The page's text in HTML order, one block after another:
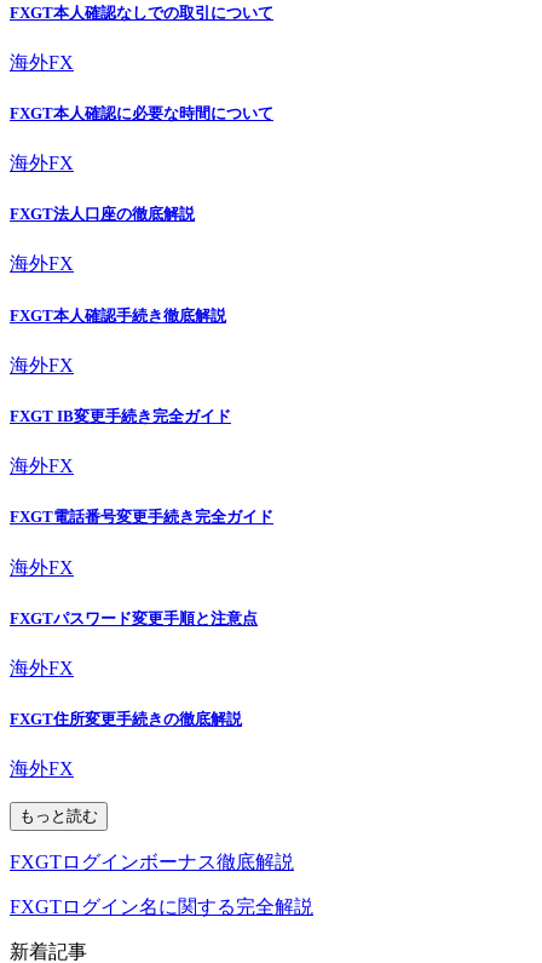
FXGT本人確認なしでの取引について
海外FX
FXGT本人確認に必要な時間について
海外FX
FXGT法人口座の徹底解説
海外FX
FXGT本人確認手続き徹底解説
海外FX
FXGT IB変更手続き完全ガイド
海外FX
FXGT電話番号変更手続き完全ガイド
海外FX
FXGTパスワード変更手順と注意点
海外FX
FXGT住所変更手続きの徹底解説
海外FX
もっと読む
FXGTログインボーナス徹底解説
FXGTログイン名に関する完全解説
新着記事